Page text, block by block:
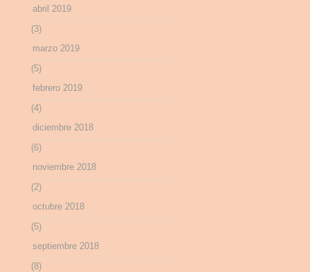
abril 2019
(3)
marzo 2019
(5)
febrero 2019
(4)
diciembre 2018
(6)
noviembre 2018
(2)
octubre 2018
(5)
septiembre 2018
(8)